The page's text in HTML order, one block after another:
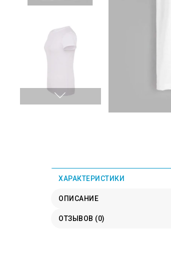
ХАРАКТЕРИСТИКИ
ОПИСАНИЕ
ОТЗЫВОВ (0)